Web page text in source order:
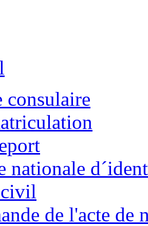
consulaire
nationale
de l'acte de